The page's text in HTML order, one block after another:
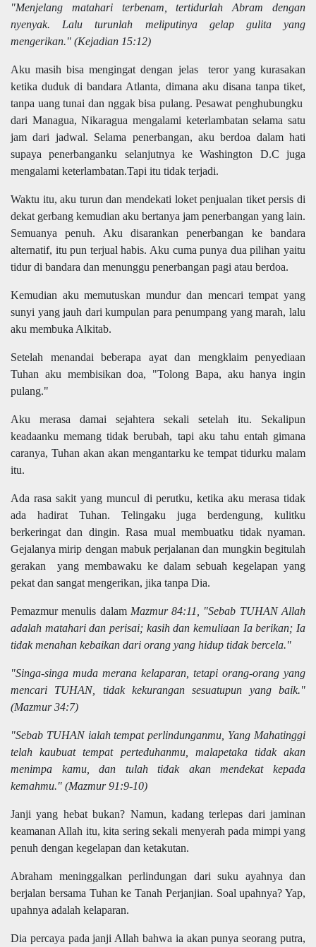
"Menjelang matahari terbenam, tertidurlah Abram dengan
nyenyak. Lalu turunlah meliputinya gelap gulita yang
mengerikan." (Kejadian 15:12)
Aku masih bisa mengingat dengan jelas teror yang kurasakan
ketika duduk di bandara Atlanta, dimana aku disana tanpa tiket,
tanpa uang tunai dan nggak bisa pulang. Pesawat penghubungku
dari Managua, Nikaragua mengalami keterlambatan selama satu
jam dari jadwal. Selama penerbangan, aku berdoa dalam hati
supaya penerbanganku selanjutnya ke Washington D.C juga
mengalami keterlambatan.Tapi itu tidak terjadi.
Waktu itu, aku turun dan mendekati loket penjualan tiket persis di
dekat gerbang kemudian aku bertanya jam penerbangan yang lain.
Semuanya penuh. Aku disarankan penerbangan ke bandara
alternatif, itu pun terjual habis. Aku cuma punya dua pilihan yaitu
tidur di bandara dan menunggu penerbangan pagi atau berdoa.
Kemudian aku memutuskan mundur dan mencari tempat yang
sunyi yang jauh dari kumpulan para penumpang yang marah, lalu
aku membuka Alkitab.
Setelah menandai beberapa ayat dan mengklaim penyediaan
Tuhan aku membisikan doa, "Tolong Bapa, aku hanya ingin
pulang."
Aku merasa damai sejahtera sekali setelah itu. Sekalipun
keadaanku memang tidak berubah, tapi aku tahu entah gimana
caranya, Tuhan akan akan mengantarku ke tempat tidurku malam
itu.
Ada rasa sakit yang muncul di perutku, ketika aku merasa tidak
ada hadirat Tuhan. Telingaku juga berdengung, kulitku
berkeringat dan dingin. Rasa mual membuatku tidak nyaman.
Gejalanya mirip dengan mabuk perjalanan dan mungkin begitulah
gerakan yang membawaku ke dalam sebuah kegelapan yang
pekat dan sangat mengerikan, jika tanpa Dia.
Pemazmur menulis dalam Mazmur 84:11, "Sebab TUHAN Allah
adalah matahari dan perisai; kasih dan kemuliaan Ia berikan; Ia
tidak menahan kebaikan dari orang yang hidup tidak bercela."
"Singa-singa muda merana kelaparan, tetapi orang-orang yang
mencari TUHAN, tidak kekurangan sesuatupun yang baik."
(Mazmur 34:7)
"Sebab TUHAN ialah tempat perlindunganmu, Yang Mahatinggi
telah kaubuat tempat perteduhanmu, malapetaka tidak akan
menimpa kamu, dan tulah tidak akan mendekat kepada
kemahmu." (Mazmur 91:9-10)
Janji yang hebat bukan? Namun, kadang terlepas dari jaminan
keamanan Allah itu, kita sering sekali menyerah pada mimpi yang
penuh dengan kegelapan dan ketakutan.
Abraham meninggalkan perlindungan dari suku ayahnya dan
berjalan bersama Tuhan ke Tanah Perjanjian. Soal upahnya? Yap,
upahnya adalah kelaparan.
Dia percaya pada janji Allah bahwa ia akan punya seorang putra,